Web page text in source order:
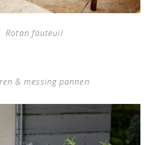
Rotan fauteuil
& messing pannen